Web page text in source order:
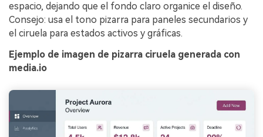
espacio, dejando que el fondo claro organice el diseño.
Consejo: usa el tono pizarra para paneles secundarios y
el ciruela para estados activos y gráficas.
Ejemplo de imagen de pizarra ciruela generada con
media.io